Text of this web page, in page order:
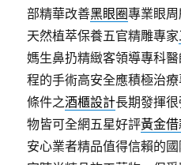
部精華改善黑眼圈專業眼
天然植萃保養五官精雕專家
媽生鼻扔精緻客領導專科
程的手術高安全應積極治
條件之酒櫃設計長期發揮
物皆可全網五星好評黃金
安心業者精品值得信賴的